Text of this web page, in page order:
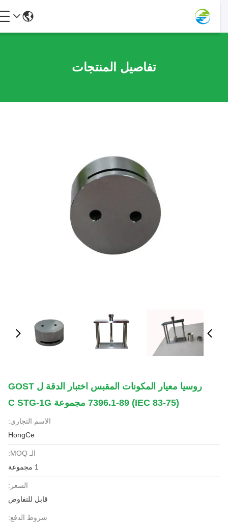
تفاصيل المنتجات
روسيا معيار المكونات المقبس اختبار الدقة ل GOST
7396.1-89 (IEC 83-75) مجموعة C STG-1G
الاسم التجاري:
HongCe
الـ MOQ:
السعر:
قابل للتفاوض
شروط الدفع: